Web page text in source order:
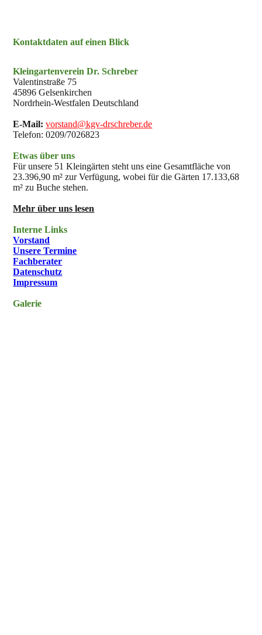
Kontaktdaten auf einen Blick
Kleingartenverein Dr. Schreber
Valentinstraße 75
45896 Gelsenkirchen
Nordrhein-Westfalen Deutschland
E-Mail: vorstand@kgv-drschreber.de
Telefon: 0209/7026823
Etwas über uns
Für unsere 51 Kleingärten steht uns eine Gesamtfläche von
23.396,90 m² zur Verfügung, wobei für die Gärten 17.133,68
m² zu Buche stehen.
Mehr über uns lesen
Interne Links
Vorstand
Unsere Termine
Fachberater
Datenschutz
Impressum
Galerie